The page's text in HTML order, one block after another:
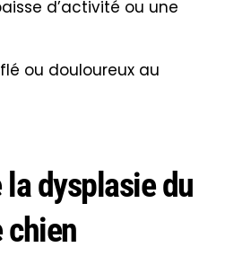
d’activité ou une
ou douloureux au
dysplasie du
chien